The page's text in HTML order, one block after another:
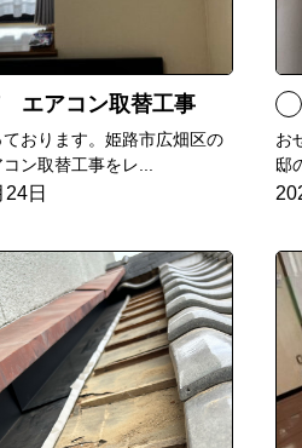
エアコン取替工事
おります。姫路市広畑区の
ン取替工事をレ...
日
お
邸